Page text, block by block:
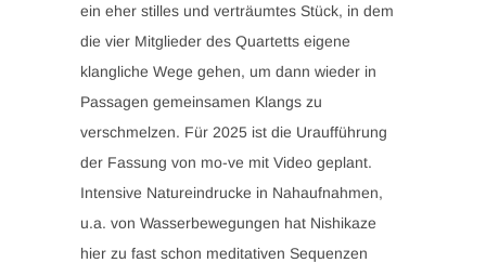
ein eher stilles und verträumtes Stück, in dem
die vier Mitglieder des Quartetts eigene
klangliche Wege gehen, um dann wieder in
Passagen gemeinsamen Klangs zu
verschmelzen. Für 2025 ist die Uraufführung
der Fassung von mo-ve mit Video geplant.
Intensive Natureindrucke in Nahaufnahmen,
u.a. von Wasserbewegungen hat Nishikaze
hier zu fast schon meditativen Sequenzen